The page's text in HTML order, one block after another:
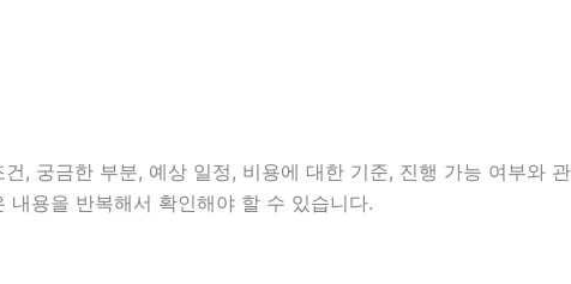
, 궁금한 부분, 예상 일정, 비용에 대한 기준, 진행 가능 여부와 관
용을 반복해서 확인해야 할 수 있습니다.